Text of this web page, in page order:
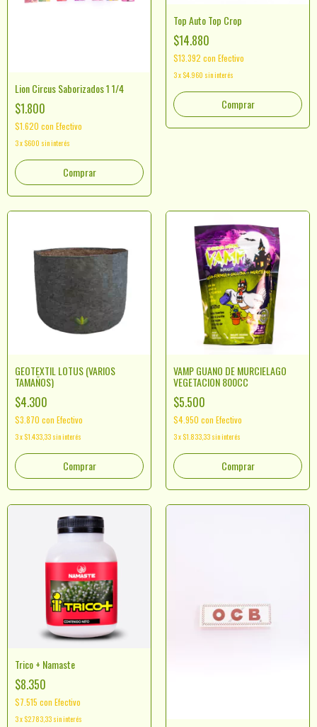
Lion Circus Saborizados 1 1/4
$1.800
$1.620 con Efectivo
3x $600 sin interés
Comprar
Top Auto Top Crop
$14.880
$13.392 con Efectivo
3x $4.960 sin interés
Comprar
GEOTEXTIL LOTUS (VARIOS
TAMAÑOS)
$4.300
$3.870 con Efectivo
3x $1.433,33 sin interés
Comprar
VAMP GUANO DE MURCIELAGO
VEGETACION 800CC
$5.500
$4.950 con Efectivo
3x $1.833,33 sin interés
Trico + Namaste
$8.350
$7.515 con Efectivo
3x $2.783,33 sin interés